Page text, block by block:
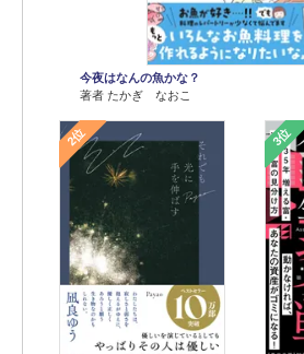
今夜はなんの魚かな？
著者 たかぎ なおこ
2位 3位